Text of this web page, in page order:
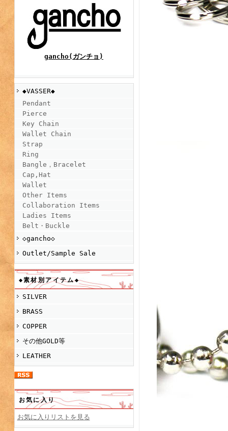
gancho(ガンチョ)
◆VASSER◆
Pendant
Pierce
Key Chain
Wallet Chain
Strap
Ring
Bangle，Bracelet
Cap,Hat
Wallet
Other Items
Collaboration Items
Ladies Items
Belt・Buckle
◇gancho◇
Outlet/Sample Sale
◆素材別アイテム◆
SILVER
BRASS
COPPER
その他GOLD等
LEATHER
お気に入り
お気に入りリストを見る